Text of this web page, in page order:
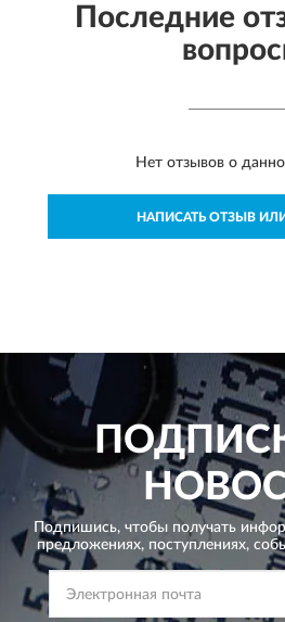
Последние
Нет отзывов о
НАПИСАТЬ ОТЗЫВ
Подпишись, чтобы получать
предложениях, поступлениях,